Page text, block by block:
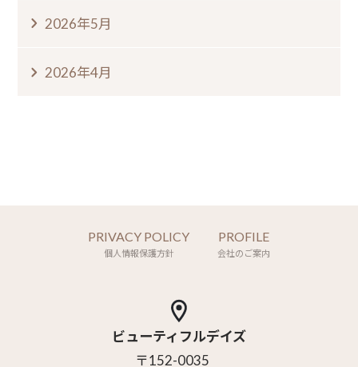
2026年5月
2026年4月
PRIVACY POLICY
個人情報保護方針
PROFILE
会社のご案内
ビューティフルデイズ
〒152-0035